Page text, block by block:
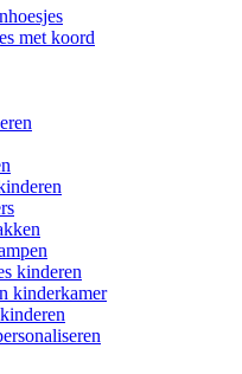
met koord
kinderen
kinderkamer